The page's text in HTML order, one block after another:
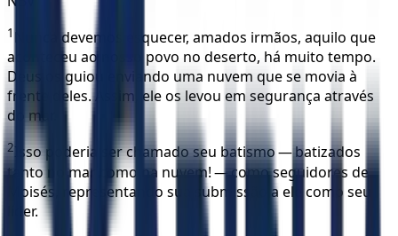
1
Nunca devemos esquecer, amados irmãos, aquilo que
aconteceu ao nosso povo no deserto, há muito tempo.
Deus os guiou enviando uma nuvem que se movia à
frente deles. Assim, ele os levou em segurança através
do mar.
2
Isso poderia ser chamado seu batismo — batizados
tanto no mar como na nuvem! — como seguidores de
Moisés, representando sua submissão a ele como seu
líder.